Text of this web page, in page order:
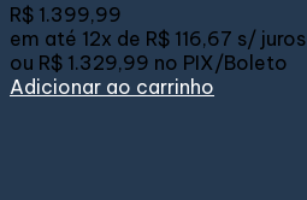
R$ 1.399,99
em até 12x de R$ 116,67 s/ juros
ou R$ 1.329,99 no PIX/Boleto
Adicionar ao carrinho